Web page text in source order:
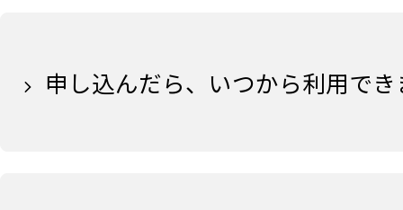
申し込んだら、いつから利用で